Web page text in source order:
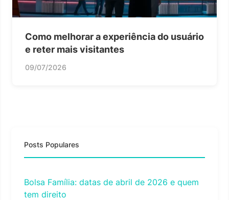
Como melhorar a experiência do usuário
e reter mais visitantes
09/07/2026
Posts Populares
Bolsa Família: datas de abril de 2026 e quem
tem direito